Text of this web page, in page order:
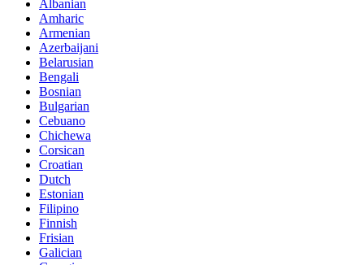
Albanian
Amharic
Armenian
Azerbaijani
Belarusian
Bengali
Bosnian
Bulgarian
Cebuano
Chichewa
Corsican
Croatian
Dutch
Estonian
Filipino
Finnish
Frisian
Galician